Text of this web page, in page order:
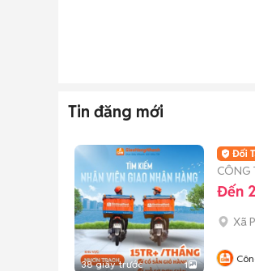
Tin đăng mới
38 giây trước 1
CÔNG
Đến
Xã